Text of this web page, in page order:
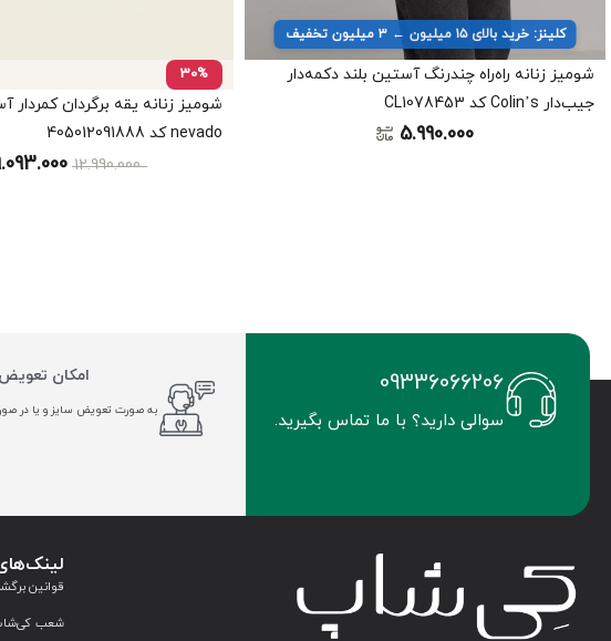
کلینز: خرید بالای ۱۵ میلیون ← ۳ میلیون تخفیف
شومیز زنانه راه‌راه چندرنگ آستین بلند دکمه‌دار
جیب‌دار Colin’s کد CL1078453
5.990.000
30%
شومیز زنانه یقه برگردان کمردار
nevado کد 405012091888
12.990.000
09336066206
سوالی دارید؟ با ما تماس بگیرید.
امکان تعویض تا 7 روز بعد
به صورت تعویض سایز و یا در
قوانین
شعب